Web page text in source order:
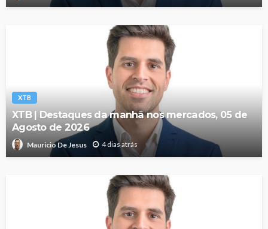
XTB
XTB | Destaques da manhã nos mercados, 05 de
Agosto de 2026
Mauricio De Jesus 4 dias atrás